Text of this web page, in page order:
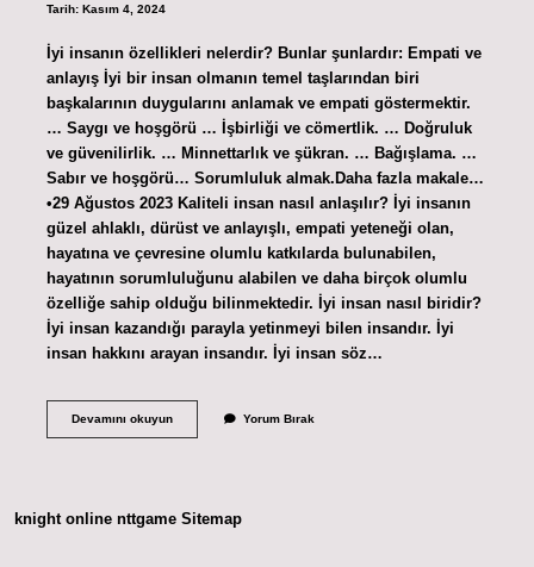
Tarih: Kasım 4, 2024
İyi insanın özellikleri nelerdir? Bunlar şunlardır: Empati ve
anlayış İyi bir insan olmanın temel taşlarından biri
başkalarının duygularını anlamak ve empati göstermektir.
… Saygı ve hoşgörü … İşbirliği ve cömertlik. … Doğruluk
ve güvenilirlik. … Minnettarlık ve şükran. … Bağışlama. …
Sabır ve hoşgörü… Sorumluluk almak.Daha fazla makale…
•29 Ağustos 2023 Kaliteli insan nasıl anlaşılır? İyi insanın
güzel ahlaklı, dürüst ve anlayışlı, empati yeteneği olan,
hayatına ve çevresine olumlu katkılarda bulunabilen,
hayatının sorumluluğunu alabilen ve daha birçok olumlu
özelliğe sahip olduğu bilinmektedir. İyi insan nasıl biridir?
İyi insan kazandığı parayla yetinmeyi bilen insandır. İyi
insan hakkını arayan insandır. İyi insan söz…
Devamını okuyunİYi
Yorum Bırak
knight online nttgame Sitemap